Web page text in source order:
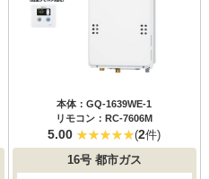
本体：GQ-1639WE-1
リモコン：RC-7606M
5.00 (2件)
16号都市ガス